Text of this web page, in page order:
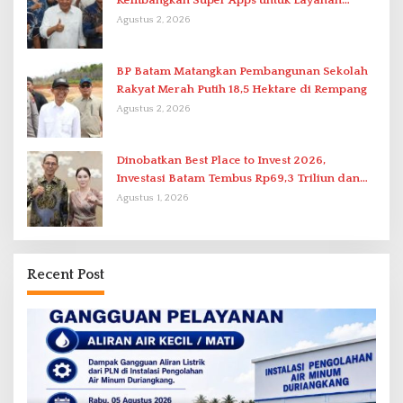
Terpadu
Agustus 2, 2026
BP Batam Matangkan Pembangunan Sekolah
Rakyat Merah Putih 18,5 Hektare di Rempang
Agustus 2, 2026
Dinobatkan Best Place to Invest 2026,
Investasi Batam Tembus Rp69,3 Triliun dan
Ekonomi Tumbuh 6,76 Persen
Agustus 1, 2026
Recent Post